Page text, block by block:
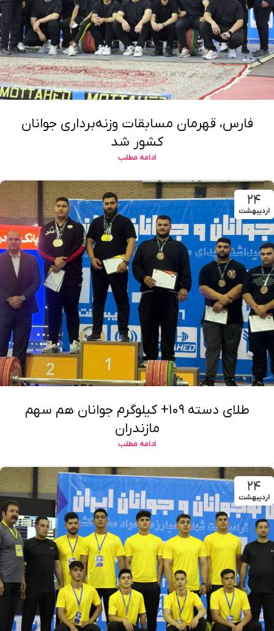
فارس، قهرمان مسابقات وزنه‌برداری جوانان
کشور شد
ادامه مطلب
۲۴
اردیبهشت
طلای دسته ۱۰۹+ کیلوگرم جوانان هم سهم
مازندران
ادامه مطلب
۲۴
اردیبهشت